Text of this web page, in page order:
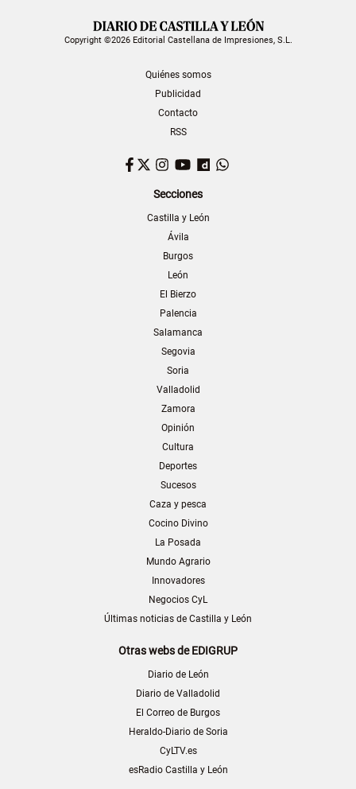
Copyright ©2026 Editorial Castellana de Impresiones, S.L.
Quiénes somos
Publicidad
Contacto
RSS
Facebook
TwitterInstagram
YouTubeDailymotion
Secciones
Castilla y León
Ávila
Burgos
León
El Bierzo
Palencia
Salamanca
Segovia
Soria
Valladolid
Zamora
Opinión
Cultura
Deportes
Sucesos
Caza y pesca
Cocino Divino
La Posada
Mundo Agrario
Innovadores
Negocios CyL
Últimas noticias de Castilla y León
Otras webs de EDIGRUP
Diario de León
Diario de Valladolid
El Correo de Burgos
Heraldo-Diario de Soria
CyLTV.es
esRadio Castilla y León